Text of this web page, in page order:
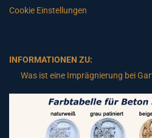
Cookie Einstellungen
INFORMATIONEN ZU:
Was ist eine Imprägnierung bei